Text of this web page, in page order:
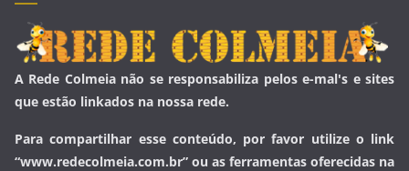
A Rede Colmeia não se responsabiliza pelos e-mal's e sites
que estão linkados na nossa rede.
Para compartilhar esse conteúdo, por favor utilize o link
“www.redecolmeia.com.br” ou as ferramentas oferecidas na